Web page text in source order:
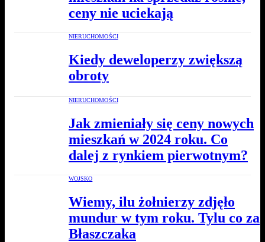
ceny nie uciekają
NIERUCHOMOŚCI
Kiedy deweloperzy zwiększą
obroty
NIERUCHOMOŚCI
Jak zmieniały się ceny nowych
mieszkań w 2024 roku. Co
dalej z rynkiem pierwotnym?
WOJSKO
Wiemy, ilu żołnierzy zdjęło
mundur w tym roku. Tylu co za
Błaszczaka